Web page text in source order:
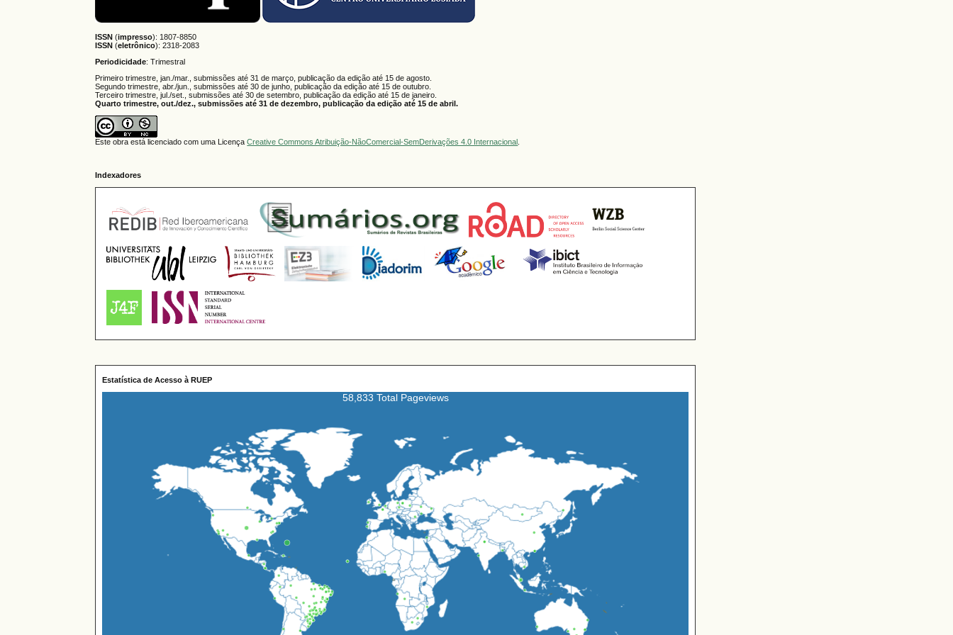
ISSN (impresso): 1807-8850
ISSN (eletrônico):2318-2083
Periodicidade: Trimestral
Primeiro trimestre, jan./mar., submissões até 31 de março, publicação da edição até 15 de agosto.
Segundo trimestre, abr./jun., submissões até 30 de junho, publicação da edição até 15 de outubro.
Terceiro trimestre, jul./set., submissões até 30 de setembro, publicação da edição até 15 de janeiro.
Quarto trimestre, out./dez., submissões até 31 de dezembro, publicação da edição até 15 de abril.
Este obra está licenciado com uma LicençaCreative Commons Atribuição-NãoComercial-SemDerivações 4.0 Internacional
Indexadores
Estatística de Acesso à RUEP
58,833 Total Pageviews